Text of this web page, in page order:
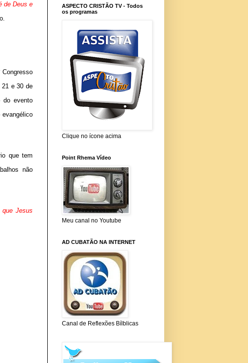
de Deus e
21 e 30 de
do evento
que tem
não
que Jesus
ASPECTO CRISTÃO TV - Todos
os programas
Clique no ícone acima
Point Rhema Vídeo
Meu canal no Youtube
AD CUBATÃO NA INTERNET
Canal de Reflexões Bílblicas